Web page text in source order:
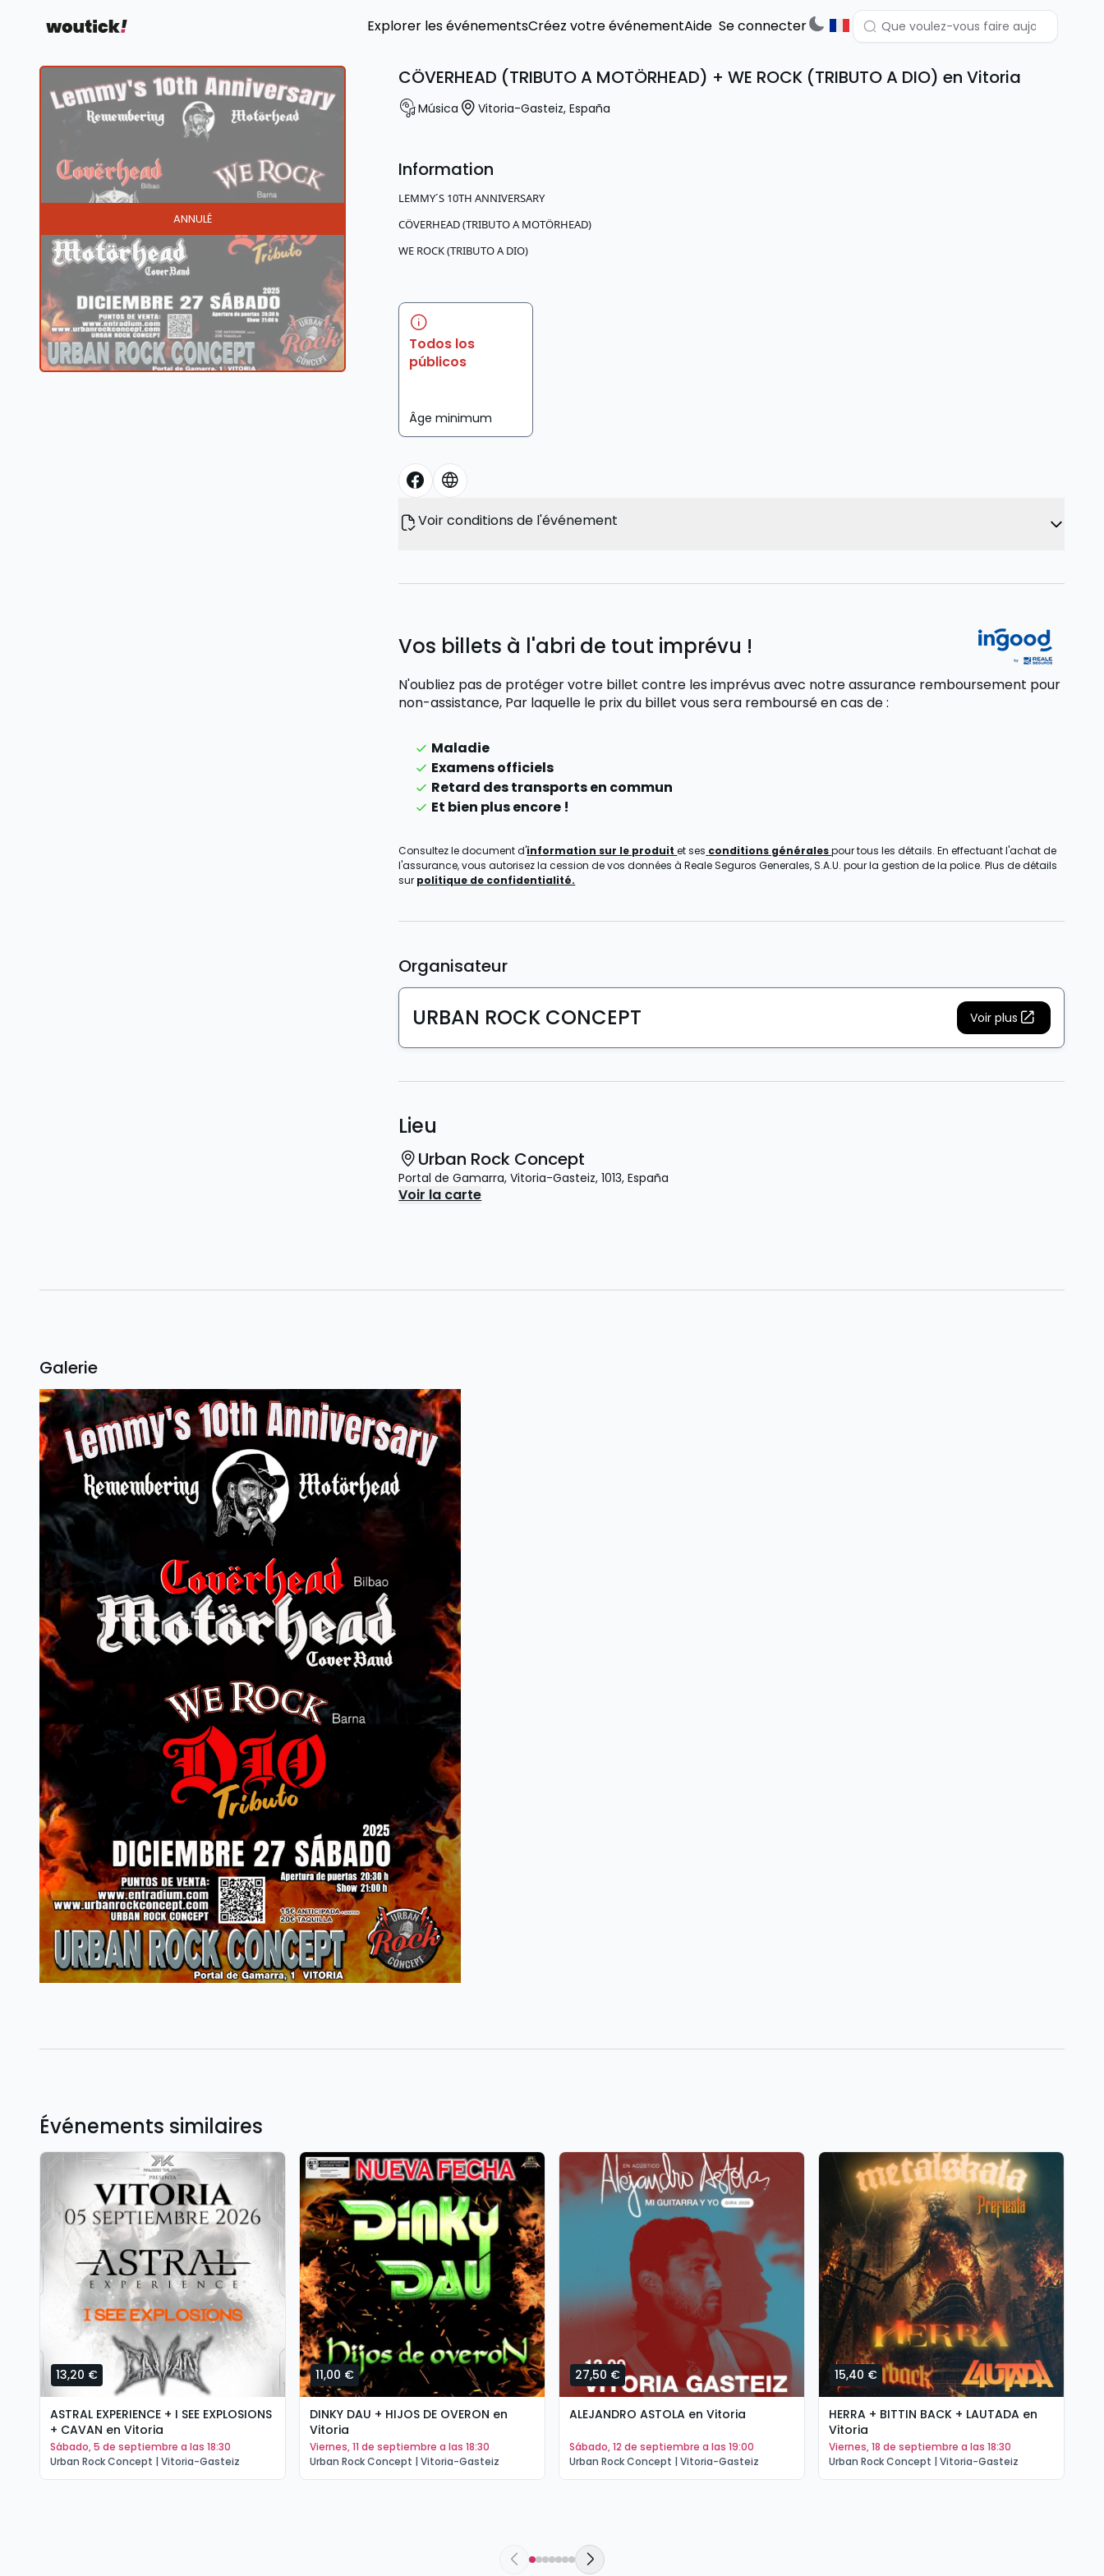
Explorer les événementsCréez votre événementAide Se connecter
ANNULÉ
CÖVERHEAD (TRIBUTO A MOTÖRHEAD) + WE ROCK (TRIBUTO A DIO) en Vitoria
Música Vitoria-Gasteiz, España
Information
LEMMY´S 10TH ANNIVERSARY
CÖVERHEAD (TRIBUTO A MOTÖRHEAD)
WE ROCK (TRIBUTO A DIO)
Todos los
públicos
Âge minimum
Voir conditions de l'événement
Vos billets à l'abri de tout imprévu !
N'oubliez pas de protéger votre billet contre les imprévus avec notre assurance remboursement pour
non-assistance, Par laquelle le prix du billet vous sera rembourséen cas de:
Maladie
Examens officiels
Retard des transports en commun
Et bien plus encore !
Consultez le document d'information sur le produitet ses conditions généralespour tous les détails. En effectuant l'achat de
l'assurance, vous autorisez la cession de vos données à Reale Seguros Generales, S.A.U. pour la gestion de la police. Plus de détails
sur politique de confidentialité.
Organisateur
URBAN ROCK CONCEPT Voir plus
Lieu
Urban Rock Concept
Portal de Gamarra, Vitoria-Gasteiz, 1013, España
Voir la carte
Galerie
Événements similaires
13,20 €
ASTRAL EXPERIENCE + I SEE EXPLOSIONS
+ CAVAN en Vitoria
sábado, 5 de septiembre a las 18:30
Urban Rock Concept | Vitoria-Gasteiz
11,00 €
DINKY DAU + HIJOS DE OVERON en
Vitoria
viernes, 11 de septiembre a las 18:30
Urban Rock Concept | Vitoria-Gasteiz
27,50 €
ALEJANDRO ASTOLA en Vitoria
sábado, 12 de septiembre a las 19:00
Urban Rock Concept | Vitoria-Gasteiz
15,40 €
HERRA + BITTIN BACK + LAUTADA en
Vitoria
viernes, 18 de septiembre a las 18:30
Urban Rock Concept | Vitoria-Gasteiz